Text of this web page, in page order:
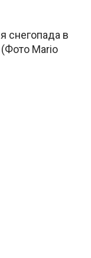
снегопада в
Mario